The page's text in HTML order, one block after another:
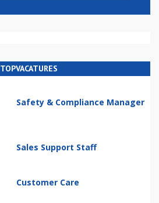
TOPVACATURES
Safety & Compliance Manager
Sales Support Staff
Customer Care